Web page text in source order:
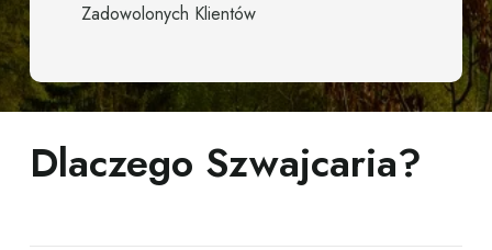
Zadowolonych Klientów
Dlaczego Szwajcaria?